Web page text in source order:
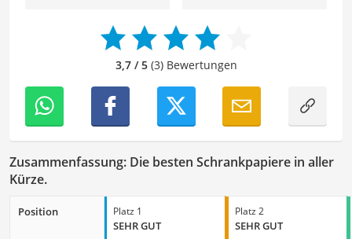
3,7 / 5(3) Bewertungen
Zusammenfassung: Die besten Schrankpapiere in aller
Kürze.
Position Platz 1
SEHR GUT
Platz 2
SEHR GUT